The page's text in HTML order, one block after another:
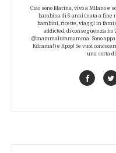
Ciao sono Marina, vivo a Milano e
bambina di 6 anni (nata a fine
bambini, ricette, viaggi in
addicted, di conseguenza
@mammaiutamamma. Sono
Kdrama!) e Kpop! Se vuoi
una sorta